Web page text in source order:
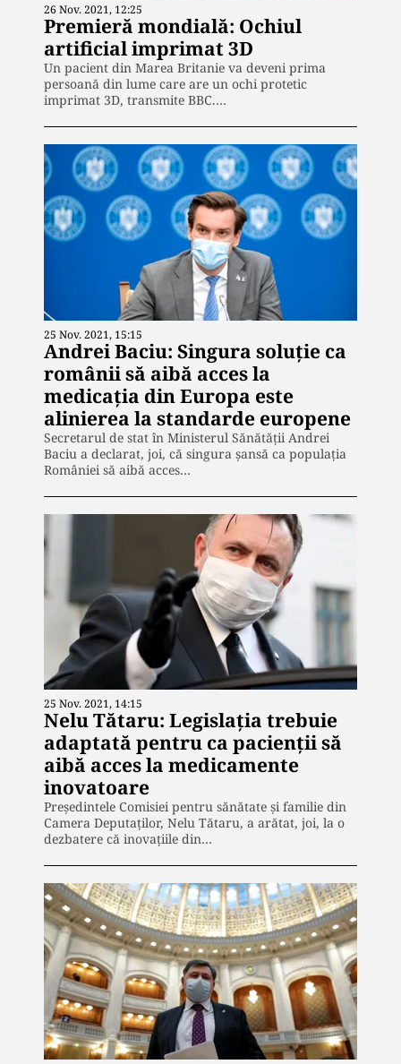
26 Nov. 2021, 12:25
Premieră mondială: Ochiul
artificial imprimat 3D
Un pacient din Marea Britanie va deveni prima
persoană din lume care are un ochi protetic
imprimat 3D, transmite BBC.…
25 Nov. 2021, 15:15
Andrei Baciu: Singura soluţie ca
românii să aibă acces la
medicaţia din Europa este
alinierea la standarde europene
Secretarul de stat în Ministerul Sănătăţii Andrei
Baciu a declarat, joi, că singura şansă ca populaţia
României să aibă acces…
25 Nov. 2021, 14:15
Nelu Tătaru: Legislaţia trebuie
adaptată pentru ca pacienţii să
aibă acces la medicamente
inovatoare
Preşedintele Comisiei pentru sănătate şi familie din
Camera Deputaţilor, Nelu Tătaru, a arătat, joi, la o
dezbatere că inovaţiile din…